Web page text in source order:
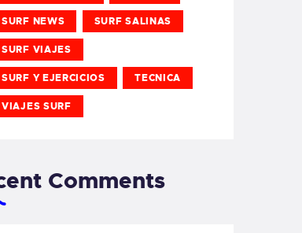
SURF NEWS SURF SALINAS
SURF VIAJES
SURF Y EJERCICIOS TECNICA
VIAJES SURF
Comments